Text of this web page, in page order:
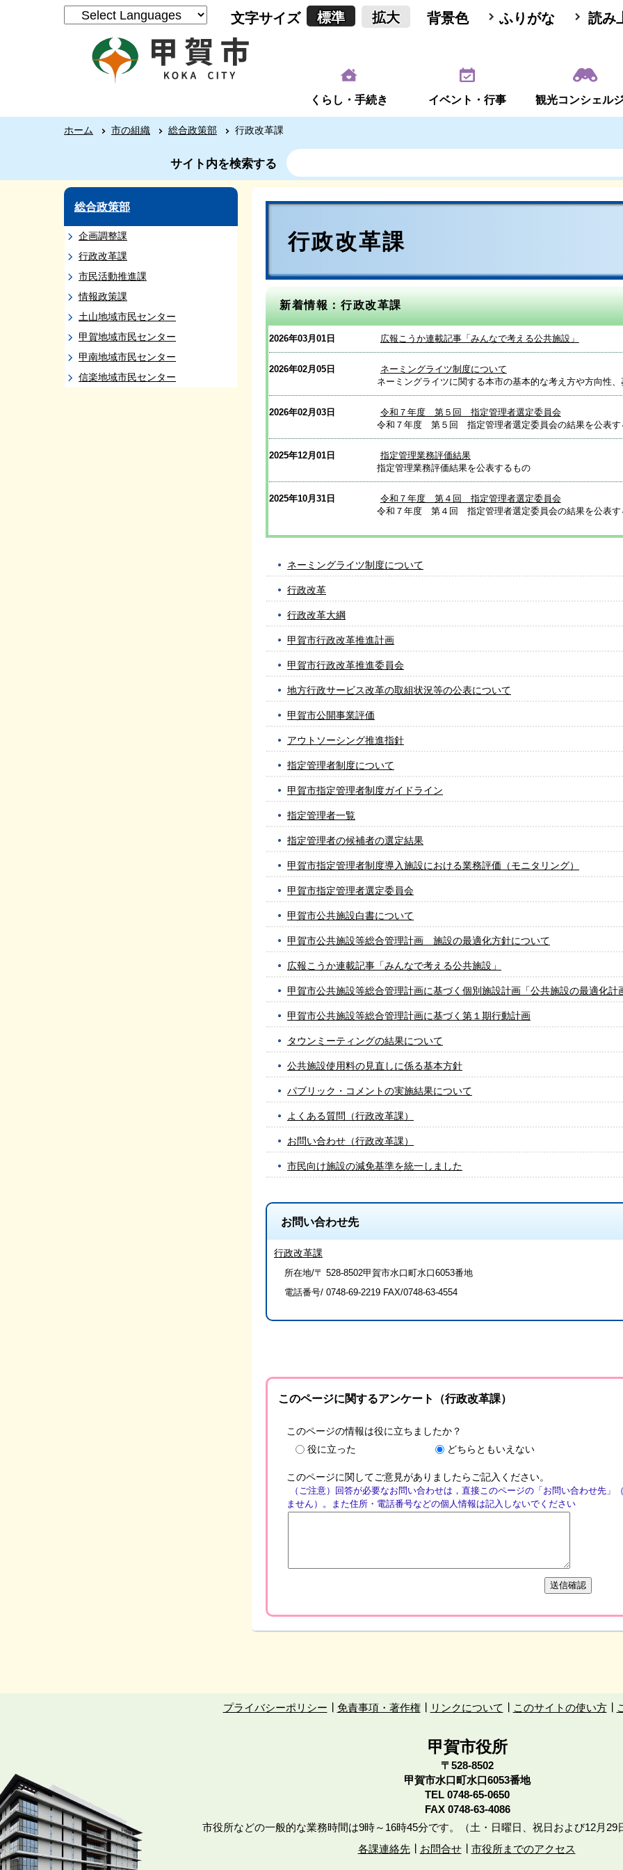
文字サイズ 標準 拡大 背景色 ふりがな 読み
くらし・手続き イベント・行事 観光コンシェル
ホーム 市の組織 総合政策部 行政改革課
サイト内を検索する
総合政策部
企画調整課
行政改革課
市民活動推進課
情報政策課
土山地域市民センター
甲賀地域市民センター
甲南地域市民センター
信楽地域市民センター
行政改革課
新着情報：行政改革課
2026年03月01日 広報こうか連載記事「みんなで考える公共施設」
2026年02月05日
ネーミングライツ制度について
ネーミングライツに関する本市の基本的な考え方や方向性
2026年02月03日
令和７年度 第５回 指定管理者選定委員会
令和７年度 第５回 指定管理者選定委員会の結果を公表す
2025年12月01日
指定管理業務評価結果
指定管理業務評価結果を公表するもの
2025年10月31日
令和７年度 第４回 指定管理者選定委員会
令和７年度 第４回 指定管理者選定委員会の結果を公表す
ネーミングライツ制度について
行政改革
行政改革大綱
甲賀市行政改革推進計画
甲賀市行政改革推進委員会
地方行政サービス改革の取組状況等の公表について
甲賀市公開事業評価
アウトソーシング推進指針
指定管理者制度について
甲賀市指定管理者制度ガイドライン
指定管理者一覧
指定管理者の候補者の選定結果
甲賀市指定管理者制度導入施設における業務評価（モニタリング）
甲賀市指定管理者選定委員会
甲賀市公共施設白書について
甲賀市公共施設等総合管理計画 施設の最適化方針について
広報こうか連載記事「みんなで考える公共施設」
甲賀市公共施設等総合管理計画に基づく個別施設計画「公共施設の最適化計
甲賀市公共施設等総合管理計画に基づく第１期行動計画
タウンミーティングの結果について
公共施設使用料の見直しに係る基本方針
パブリック・コメントの実施結果について
よくある質問（行政改革課）
お問い合わせ（行政改革課）
市民向け施設の減免基準を統一しました
お問い合わせ先
行政改革課
所在地/〒 528-8502甲賀市水口町水口6053番地
電話番号/ 0748-69-2219 FAX/0748-63-4554
このページに関するアンケート（行政改革課）
このページの情報は役に立ちましたか？
役に立った
どちらともいえない
このページに関してご意見がありましたらご記入ください。
（ご注意）回答が必要なお問い合わせは，直接このページの「お問い合わせ先
ません）。また住所・電話番号などの個人情報は記入しないでください
プライバシーポリシー 免責事項・著作権 リンクについて このサイトの使い方
甲賀市役所
〒528-8502
甲賀市水口町水口6053番地
TEL 0748-65-0650
FAX 0748-63-4086
市役所などの一般的な業務時間は9時～16時45分です。（土・日曜日、祝日および12月29
各課連絡先
お問合せ 市役所までのアクセス